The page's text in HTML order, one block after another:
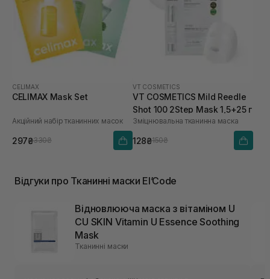
CELIMAX
CELIMAX Mask Set
Акційний набір тканинних масок
297₴330₴
VT COSMETICS
VT COSMETICS Mild Reedle
Shot 100 2Step Mask 1,5+25 г
Зміцнювальна тканинна маска
128₴150₴
Відгуки про Тканинні маски El’Code
Відновлююча маска з вітаміном U
CU SKIN Vitamin U Essence Soothing
Mask
Тканинні маски